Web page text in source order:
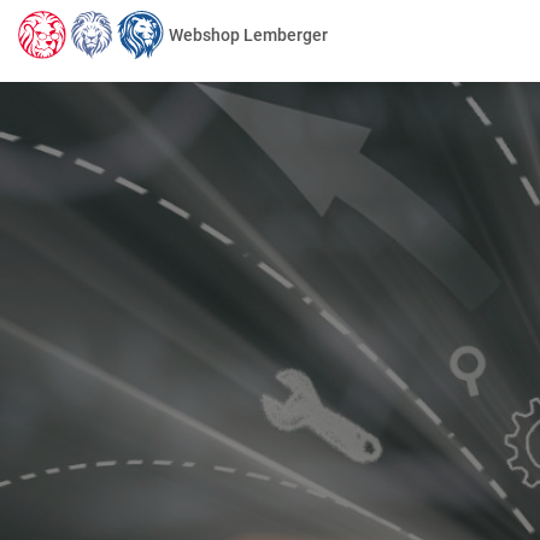
Webshop Lemberger